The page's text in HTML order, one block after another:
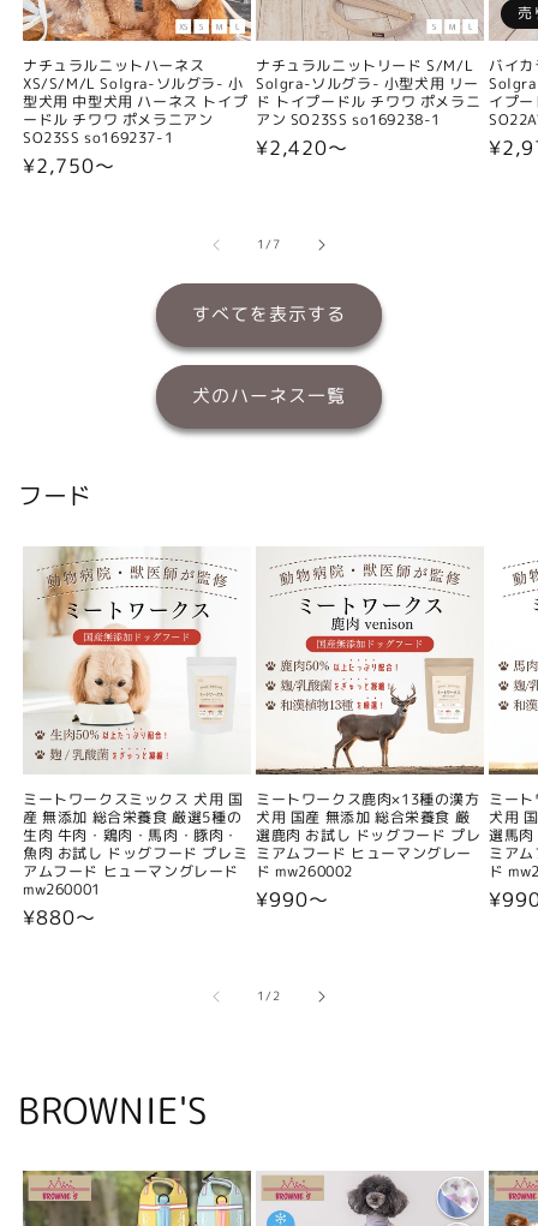
ナチュラルニットハーネス
XS/S/M/L Solgra-ソルグラ- 小
型犬用 中型犬用 ハーネス トイプ
ードル チワワ ポメラニアン
SO23SS so169237-1
通
¥2,750〜
ナチュラルニットリード S/M/L
Solgra-ソルグラ- 小型犬用 リー
ド トイプードル チワワ ポメラニ
アン SO23SS so169238-1
通
¥2,420〜
売
バイ
イプ
通
1/の
7
すべてを表示する
犬のハーネス一覧
フード
ミートワークスミックス 犬用 国
産 無添加 総合栄養食 厳選5種の
生肉 牛肉・鶏肉・馬肉・豚肉・
魚肉 お試し ドッグフード プレミ
アムフード ヒューマングレード
mw260001
通
¥880〜
ミートワークス鹿肉×13種の漢方
犬用 国産 無添加 総合栄養食 厳
選鹿肉 お試し ドッグフード プレ
ミアムフード ヒューマングレー
ド mw260002
通
¥990〜
ミー
犬用
選馬
ミア
ド
通
1/の
2
BROWNIE'S